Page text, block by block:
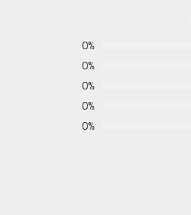
0%
0%
0%
0%
0%